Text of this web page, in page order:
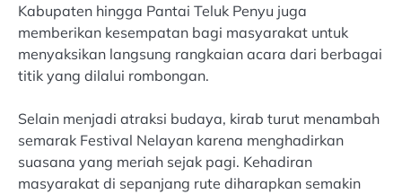
Kabupaten hingga Pantai Teluk Penyu juga
memberikan kesempatan bagi masyarakat untuk
menyaksikan langsung rangkaian acara dari berbagai
titik yang dilalui rombongan.
Selain menjadi atraksi budaya, kirab turut menambah
semarak Festival Nelayan karena menghadirkan
suasana yang meriah sejak pagi. Kehadiran
masyarakat di sepanjang rute diharapkan semakin